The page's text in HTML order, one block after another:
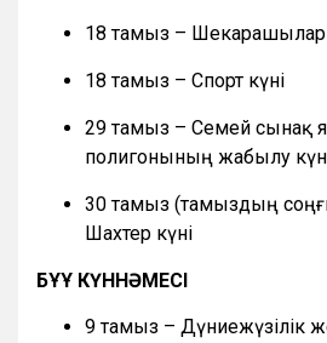
18 тамыз – Шекарашылар
18 тамыз – Спорт күні
29 тамыз – Семей сынақ
полигонының жабылу
30 тамыз (тамыздың
Шахтер күні
БҰҰ КҮННӘМЕСІ
9 тамыз – Дүниежүзілік